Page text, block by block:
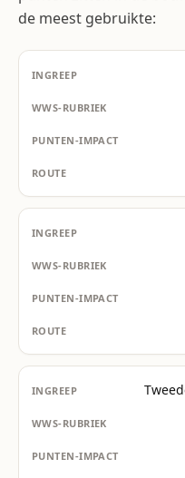
de meest gebruikte: